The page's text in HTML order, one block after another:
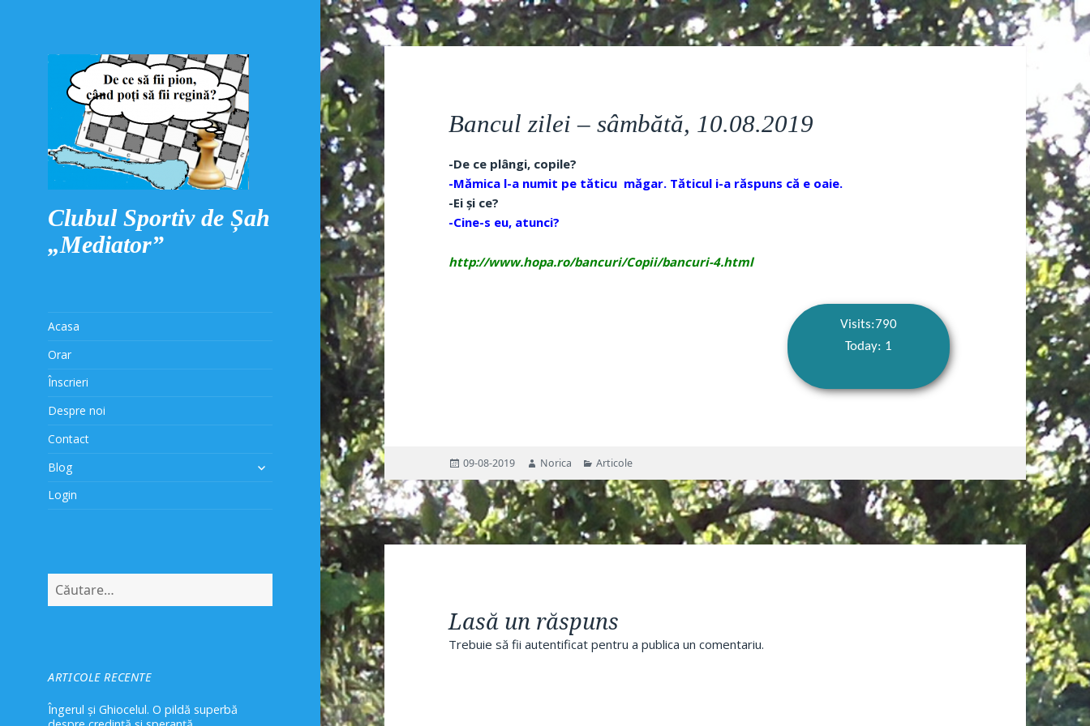
Clubul Sportiv de Șah
„Mediator”
Acasa
Orar
Înscrieri
Despre noi
Contact
Blog
extinde
Login
după:
ARTICOLE RECENTE
Îngerul și Ghiocelul. O pildă superbă
Bancul zilei – sâmbătă, 10.08.2019
-De ce plângi, copile?
-Mămica l-a numit pe tăticu măgar. Tăticul i-a răspuns că e oaie.
-Ei și ce?
-Cine-s eu, atunci?
http://www.hopa.ro/bancuri/Copii/bancuri-4.html
Visits:790
Today: 1
Publicat
pe
09-08-2019 Autor
Norica Categorii
Articole
Lasă un răspuns
Trebuie să fiiautentificat pentru a publica un comentariu.